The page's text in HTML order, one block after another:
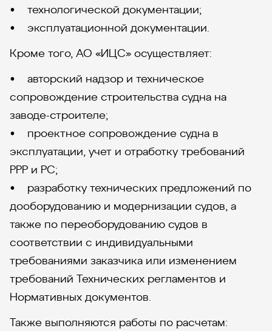
• технологической документации;
• эксплуатационной документации.
Кроме того, АО «ИЦС» осуществляет:
• авторский надзор и техническое
сопровождение строительства судна на
заводе-строителе;
• проектное сопровождение судна в
эксплуатации, учет и отработку требований
РРР и РС;
• разработку технических предложений по
дооборудованию и модернизации судов, а
также по переоборудованию судов в
соответствии с индивидуальными
требованиями заказчика или изменением
требований Технических регламентов и
Нормативных документов.
Также выполняются работы по расчетам: